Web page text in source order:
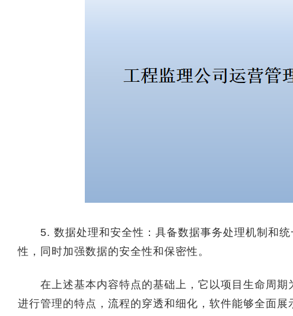
5. 数据处理和安全性：具备数据事务处理机制和统
性，同时加强数据的安全性和保密性。
在上述基本内容特点的基础上，它以项目生命周期
进行管理的特点，流程的穿透和细化，软件能够全面